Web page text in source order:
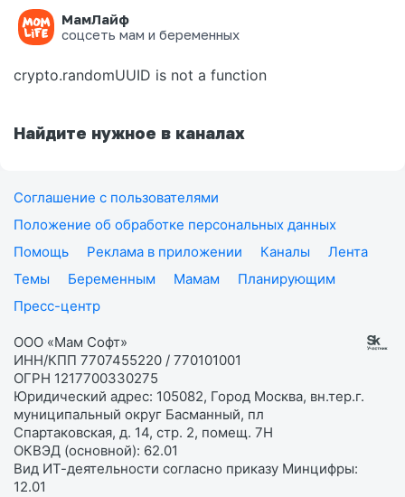
МамЛайф
соцсеть мам и беременных
Ошибка на странице
crypto.randomUUID is not a function
Найдите нужное в каналах
Соглашение с пользователями
Положение об обработке персональных данных
Помощь
Реклама в приложении Каналы
Лента
Темы
Беременным Мамам
Планирующим
Пресс-центр
ООО «Мам Софт»
ИНН/КПП 7707455220 / 770101001
ОГРН 1217700330275
Юридический адрес: 105082, Город Москва, вн.тер.г.
муниципальный округ Басманный, пл
Спартаковская, д. 14, стр. 2, помещ. 7Н
ОКВЭД (основной): 62.01
Вид ИТ-деятельности согласно приказу Минцифры:
12.01